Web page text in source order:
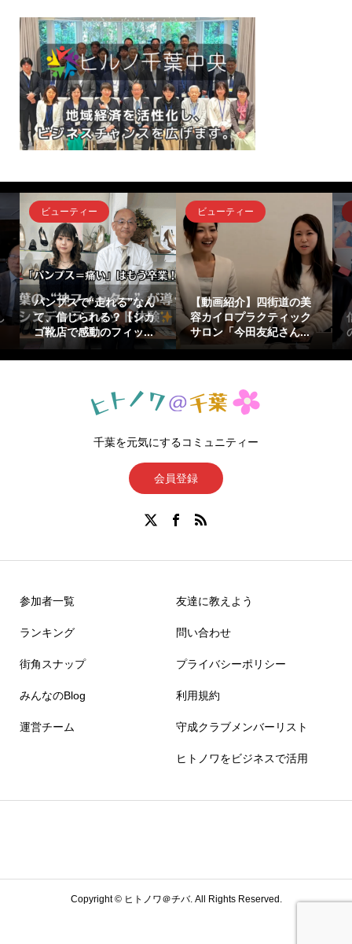
道の美
ィック
さん...
お知らせ
【ライフカフェ 3月配
信】なんちゃってBAR庭
のへっぽこ店長もりぃ...
お知らせ
片付けの第一歩は「頭の
整理」！掃除の女王・上
原好志子さんが伝授✨
千葉を元気にするコミュニティー
会員登録
参加者一覧
ランキング
街角スナップ
みんなのBlog
運営チーム
友達に教えよう
問い合わせ
プライバシーポリシー
利用規約
守成クラブメンバーリスト
ヒトノワをビジネスで活用
Copyright ©ヒトノワ＠チバ. All Rights Reserved.